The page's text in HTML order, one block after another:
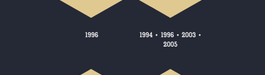
1996 1994 • 1996 • 2003 •
2005